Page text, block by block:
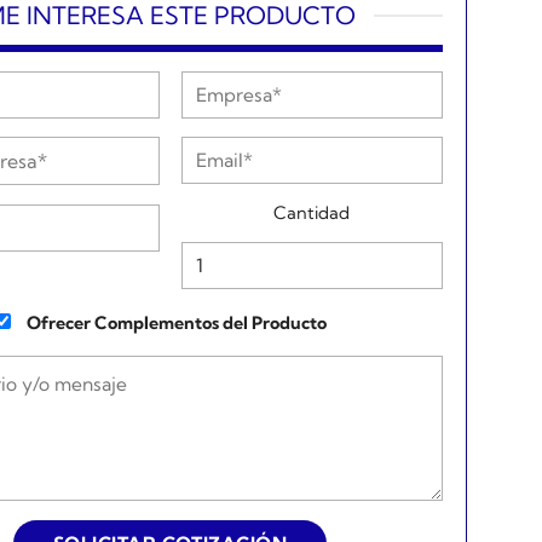
INTERESA ESTE PRODUCTO
Cantidad
Ofrecer Complementos del Producto